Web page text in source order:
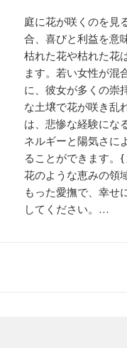
庭に花が咲くのを見
合、喜びと利益を意
枯れた花や枯れた花
ます。若い女性が混
に、彼女が多くの崇
な土壌で花が咲き乱
は、悲惨な経験にな
ネルギーと陽気さに
ることができます。
花のような恵みの領
もった愛撫で、幸せ
してください。…